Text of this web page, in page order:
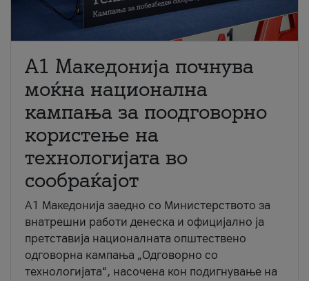
A1 Македонија почнува
моќна национална
кампања за поодговорно
користење на
технологијата во
сообраќајот
A1 Македонија заедно со Министерството за
внатрешни работи денеска и официјално ја
претставија националната општествено
одговорна кампања „Одговорно со
технологијата“, насочена кон подигнување на